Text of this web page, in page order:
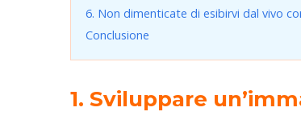
6. Non dimenticate di esibirvi dal vivo
Conclusione
1. Sviluppare